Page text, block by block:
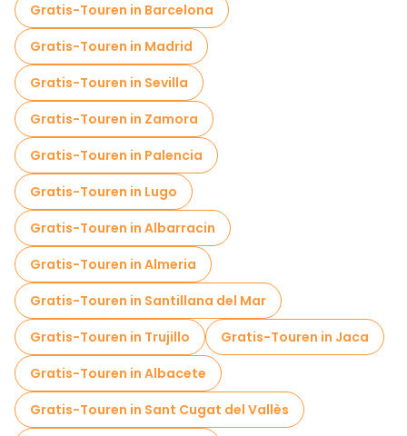
Gratis-Touren in Barcelona
Gratis-Touren in Madrid
Gratis-Touren in Sevilla
Gratis-Touren in Zamora
Gratis-Touren in Palencia
Gratis-Touren in Lugo
Gratis-Touren in Albarracin
Gratis-Touren in Almeria
Gratis-Touren in Santillana del Mar
Gratis-Touren in Trujillo
Gratis-Touren in Jaca
Gratis-Touren in Albacete
Gratis-Touren in Sant Cugat del Vallès